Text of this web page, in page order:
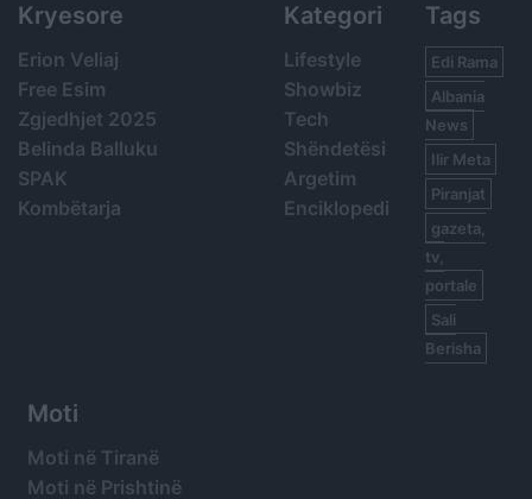
Kryesore
Erion Veliaj
Free Esim
Zgjedhjet 2025
Belinda Balluku
SPAK
Kombëtarja
Kategori
Lifestyle
Showbiz
Tech
Shëndetësi
Argetim
Enciklopedi
Tags
Edi Rama
Albania
News
Ilir Meta
Piranjat
gazeta,
tv,
portale
Sali
Berisha
Moti
Moti në Tiranë
Moti në Prishtinë